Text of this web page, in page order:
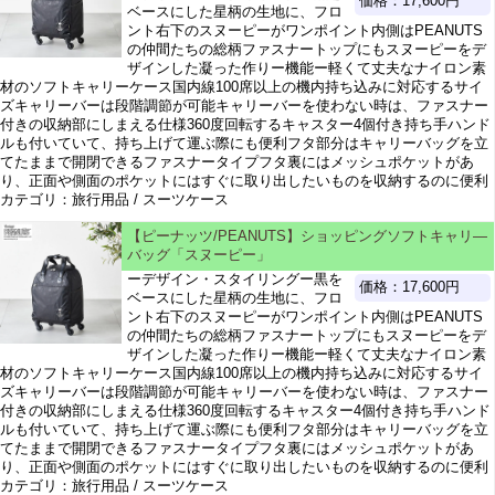
ベースにした星柄の生地に、フロ
ント右下のスヌーピーがワンポイント内側はPEANUTS
の仲間たちの総柄ファスナートップにもスヌーピーをデ
ザインした凝った作りー機能ー軽くて丈夫なナイロン素
材のソフトキャリーケース国内線100席以上の機内持ち込みに対応するサイ
ズキャリーバーは段階調節が可能キャリーバーを使わない時は、ファスナー
付きの収納部にしまえる仕様360度回転するキャスター4個付き持ち手ハンド
ルも付いていて、持ち上げて運ぶ際にも便利フタ部分はキャリーバッグを立
てたままで開閉できるファスナータイプフタ裏にはメッシュポケットがあ
り、正面や側面のポケットにはすぐに取り出したいものを収納するのに便利
カテゴリ：旅行用品 / スーツケース
【ピーナッツ/PEANUTS】ショッピングソフトキャリ―
バッグ「スヌーピー」
価格：17,600円
ーデザイン・スタイリングー黒を
ベースにした星柄の生地に、フロ
ント右下のスヌーピーがワンポイント内側はPEANUTS
の仲間たちの総柄ファスナートップにもスヌーピーをデ
ザインした凝った作りー機能ー軽くて丈夫なナイロン素
材のソフトキャリーケース国内線100席以上の機内持ち込みに対応するサイ
ズキャリーバーは段階調節が可能キャリーバーを使わない時は、ファスナー
付きの収納部にしまえる仕様360度回転するキャスター4個付き持ち手ハンド
ルも付いていて、持ち上げて運ぶ際にも便利フタ部分はキャリーバッグを立
てたままで開閉できるファスナータイプフタ裏にはメッシュポケットがあ
り、正面や側面のポケットにはすぐに取り出したいものを収納するのに便利
カテゴリ：旅行用品 / スーツケース